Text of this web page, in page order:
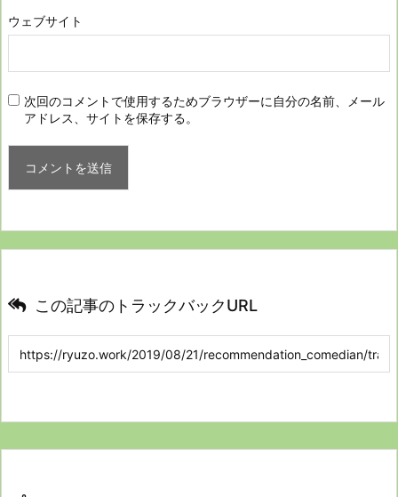
ウェブサイト
次回のコメントで使用するためブラウザーに自分の名前、メール
アドレス、サイトを保存する。
この記事のトラックバックURL